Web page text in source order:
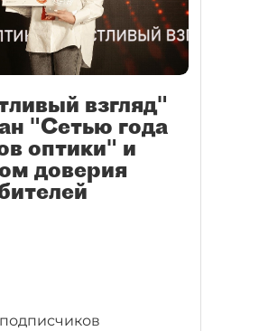
взгляд"
"Сетью года
оптики" и
доверия